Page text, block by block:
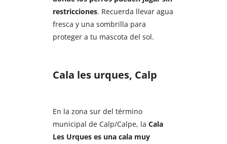
restricciones. Recuerda llevar agua
fresca y una sombrilla para
proteger a tu mascota del sol.
Cala les urques, Calp
En la zona sur del término
municipal de Calp/Calpe, la Cala
Les Urques es una cala muy